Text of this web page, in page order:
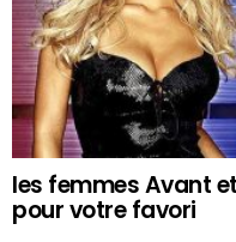
les femmes Avant
pour votre favori